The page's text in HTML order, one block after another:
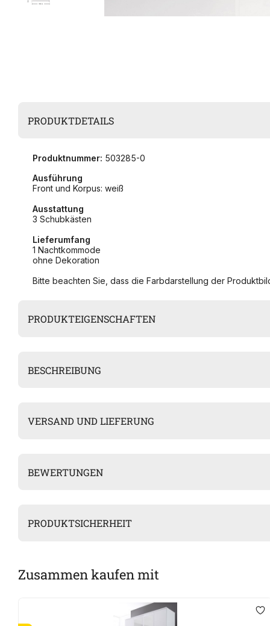
PRODUKTDETAILS
Produktnummer: 503285-0
Ausführung
Front und Korpus: weiß
Ausstattung
3 Schubkästen
Lieferumfang
1 Nachtkommode
ohne Dekoration
Bitte beachten Sie, dass die Farbdarstellung der
PRODUKTEIGENSCHAFTEN
BESCHREIBUNG
VERSAND UND LIEFERUNG
BEWERTUNGEN
PRODUKTSICHERHEIT
Zusammen kaufen mit